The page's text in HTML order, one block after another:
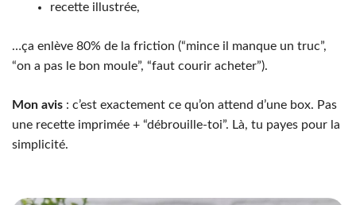
recette illustrée,
…ça enlève 80% de la friction (“mince il manque un truc”,
“on a pas le bon moule”, “faut courir acheter”).
Mon avis : c’est exactement ce qu’on attend d’une box. Pas
une recette imprimée + “débrouille-toi”. Là, tu payes pour la
simplicité.